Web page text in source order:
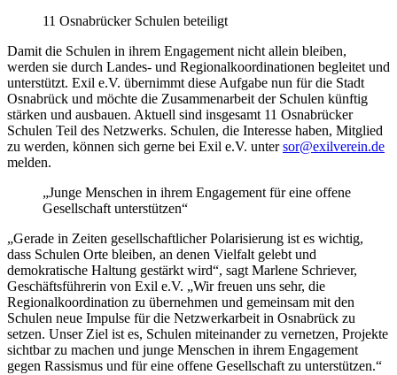
11 Osnabrücker Schulen beteiligt
Damit die Schulen in ihrem Engagement nicht allein bleiben,
werden sie durch Landes- und Regionalkoordinationen begleitet und
unterstützt. Exil e.V. übernimmt diese Aufgabe nun für die Stadt
Osnabrück und möchte die Zusammenarbeit der Schulen künftig
stärken und ausbauen. Aktuell sind insgesamt 11 Osnabrücker
Schulen Teil des Netzwerks. Schulen, die Interesse haben, Mitglied
zu werden, können sich gerne bei Exil e.V. untersor@exilverein.de
melden.
„Junge Menschen in ihrem Engagement für eine offene
Gesellschaft unterstützen“
„Gerade in Zeiten gesellschaftlicher Polarisierung ist es wichtig,
dass Schulen Orte bleiben, an denen Vielfalt gelebt und
demokratische Haltung gestärkt wird“, sagt Marlene Schriever,
Geschäftsführerin von Exil e.V. „Wir freuen uns sehr, die
Regionalkoordination zu übernehmen und gemeinsam mit den
Schulen neue Impulse für die Netzwerkarbeit in Osnabrück zu
setzen. Unser Ziel ist es, Schulen miteinander zu vernetzen, Projekte
sichtbar zu machen und junge Menschen in ihrem Engagement
gegen Rassismus und für eine offene Gesellschaft zu unterstützen.“